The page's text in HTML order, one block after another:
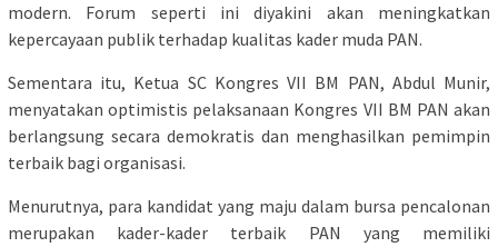
modern. Forum seperti ini diyakini akan meningkatkan
kepercayaan publik terhadap kualitas kader muda PAN.
Sementara itu, Ketua SC Kongres VII BM PAN, Abdul Munir,
menyatakan optimistis pelaksanaan Kongres VII BM PAN akan
berlangsung secara demokratis dan menghasilkan pemimpin
terbaik bagi organisasi.
Menurutnya, para kandidat yang maju dalam bursa pencalonan
merupakan kader-kader terbaik PAN yang memiliki